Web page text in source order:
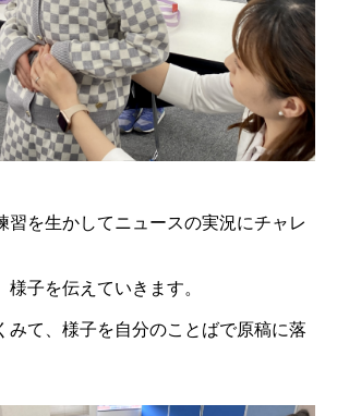
習を生かしてニュースの実況にチャレ
子を伝えていきます。
みて、様子を自分のことばで原稿に落